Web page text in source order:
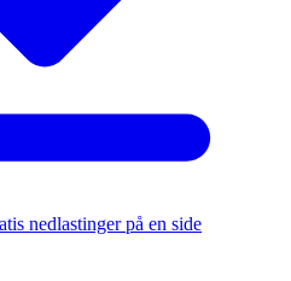
nedlastinger på en side